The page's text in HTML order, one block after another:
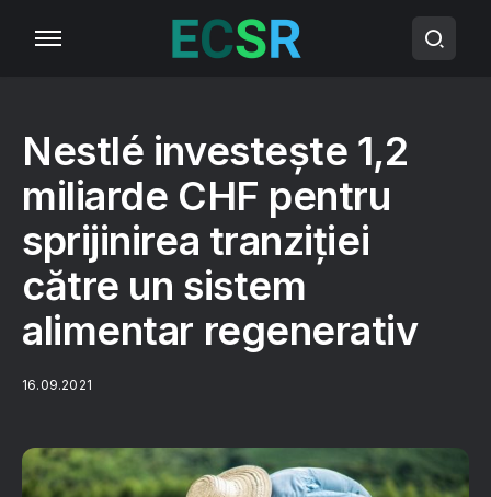
Nestlé investește 1,2
miliarde CHF pentru
sprijinirea tranziției
către un sistem
alimentar regenerativ
16.09.2021